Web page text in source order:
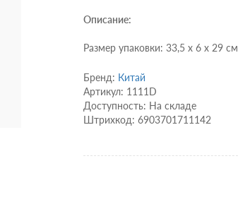
Описание:
Размер упаковки: 33,5 х 6 х 29 см
Бренд: Китай
Артикул: 1111D
Доступность: На складе
Штрихкод: 6903701711142